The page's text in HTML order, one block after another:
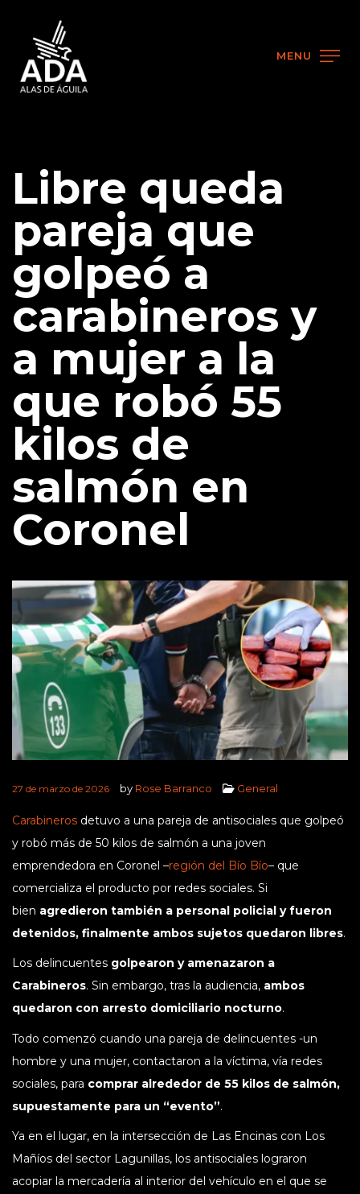
MENU
Libre queda
pareja que
golpeó a
carabineros y
a mujer a la
que robó 55
kilos de
salmón en
Coronel
27 de marzo de 2026 by Rose Barranco General
Carabineros detuvo a una pareja de antisociales que golpeó
y robó más de 50 kilos de salmón a una joven
emprendedora en Coronel –región del Bío Bío– que
comercializa el producto por redes sociales. Si
bien agredieron también a personal policial y fueron
detenidos, finalmente ambos sujetos quedaron libres.
Los delincuentes golpearon y amenazaron a
Carabineros. Sin embargo, tras la audiencia, ambos
quedaron con arresto domiciliario nocturno.
Todo comenzó cuando una pareja de delincuentes -un
hombre y una mujer, contactaron a la víctima, vía redes
sociales, para comprar alrededor de 55 kilos de salmón,
supuestamente para un “evento”.
Ya en el lugar, en la intersección de Las Encinas con Los
Mañíos del sector Lagunillas, los antisociales lograron
acopiar la mercadería al interior del vehículo en el que se